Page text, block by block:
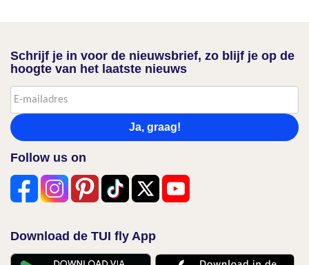
Schrijf je in voor de nieuwsbrief, zo blijf je op de
hoogte van het laatste nieuws
Ja, graag!
Follow us on
Download de TUI fly App